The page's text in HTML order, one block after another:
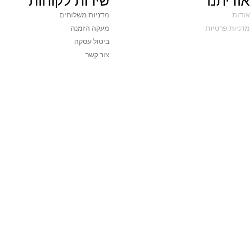
אודות
מדניות פרטיות
מדניות משלוחים
מעקה הזמנה
ביטול עסקה
צור קשר